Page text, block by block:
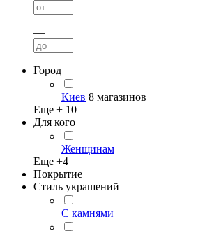
—
Город
Киев 8 магазинов
Еще + 10
Для кого
Женщинам
Еще +4
Покрытие
Стиль украшений
С камнями